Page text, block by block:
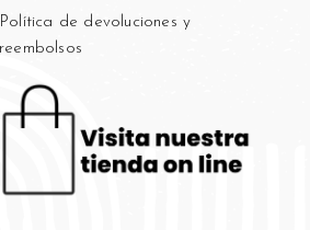
Política de devoluciones y
reembolsos